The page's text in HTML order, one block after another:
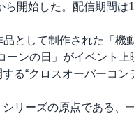
ら開始した。配信期間は
品として制作された「機
ーンの日」がイベント
る“クロスオーバーコン
シリーズの原点である、